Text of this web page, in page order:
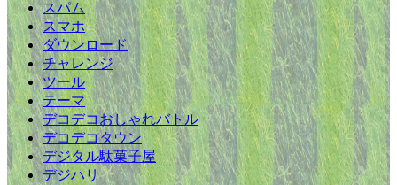
スパム
スマホ
ダウンロード
チャレンジ
ツール
テーマ
デコデコおしゃれバトル
デコデコタウン
デジタル駄菓子屋
デジハリ